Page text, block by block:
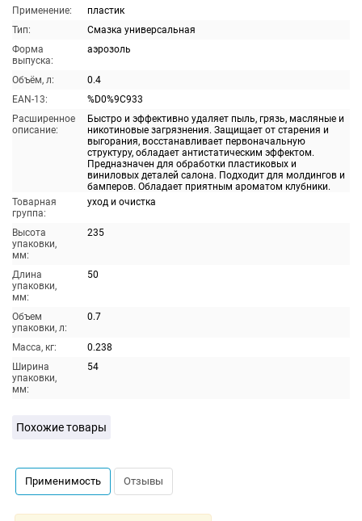
Применение:
пластик
Тип:
Смазка универсальная
Форма
выпуска:
аэрозоль
Объём, л:
0.4
EAN-13:
%D0%9C933
Расширенное
описание:
Быстро и эффективно удаляет пыль, грязь, масляные и
никотиновые загрязнения. Защищает от старения и
выгорания, восстанавливает первоначальную
структуру, обладает антистатическим эффектом.
Предназначен для обработки пластиковых и
виниловых деталей салона. Подходит для молдингов и
бамперов. Обладает приятным ароматом клубники.
Товарная
группа:
уход и очистка
Высота
упаковки,
мм:
235
Длина
упаковки,
мм:
50
Объем
упаковки, л:
0.7
Масса, кг:
0.238
Ширина
упаковки,
мм:
54
Похожие товары
Применимость Отзывы